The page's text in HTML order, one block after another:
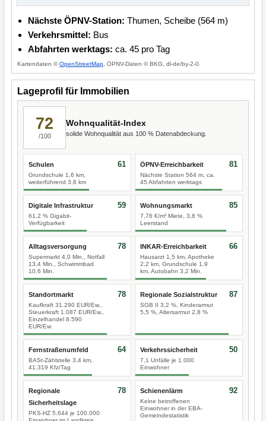
Nächste ÖPNV-Station: Thumen, Scheibe (564 m)
Verkehrsmittel: Bus
Abfahrten werktags: ca. 45 pro Tag
Kartendaten ©OpenStreetMap , ÖPNV-Daten © BKG, dl-de/by-2-0.
Lageprofil für Immobilien
72
/100
Wohnqualität-Index
solide Wohnqualität aus 100 % Datenabdeckung.
Schulen
Grundschule 1,6 km,
weiterführend 3,6 km
61 ÖPNV-Erreichbarkeit
Nächste Station 564 m, ca.
45 Abfahrten werktags
81
Digitale Infrastruktur
61,2 % Gigabit-
Verfügbarkeit
59 Wohnungsmarkt
7,76 €/m² Miete, 3,8 %
Leerstand
85
Alltagsversorgung
Supermarkt 4,0 Min., Notfall
13,4 Min., Schwimmbad
10,6 Min.
78 INKAR-Erreichbarkeit
Hausarzt 1,5 km, Apotheke
2,2 km, Grundschule 1,9
km, Autobahn 3,2 Min.
66
Standortmarkt
Kaufkraft 31.290 EUR/Ew.,
Steuerkraft 1.087 EUR/Ew.,
Einzelhandel 8.590
EUR/Ew.
78 Regionale Sozialstruktur
SGB II 3,2 %, Kinderarmut
5,5 %, Altersarmut 2,8 %
87
Fernstraßenumfeld
BASt-Zählstelle 3,4 km,
41.319 Kfz/Tag
64 Verkehrssicherheit
7,1 Unfälle je 1.000
Einwohner
50
Regionale
Sicherheitslage
PKS-HZ 5.644 je 100.000
78 Schienenlärm
Keine betroffenen
Einwohner in der EBA-
Gemeindestatistik
92